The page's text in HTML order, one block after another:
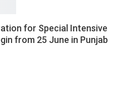
for Special Intensive
from 25 June in Punjab